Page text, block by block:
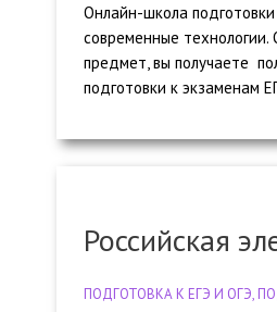
Онлайн-школа
современные
предмет, вы получаете
подготовки к экзаменам
Российская
ПОДГОТОВКА К ЕГЭ И ОГЭ,